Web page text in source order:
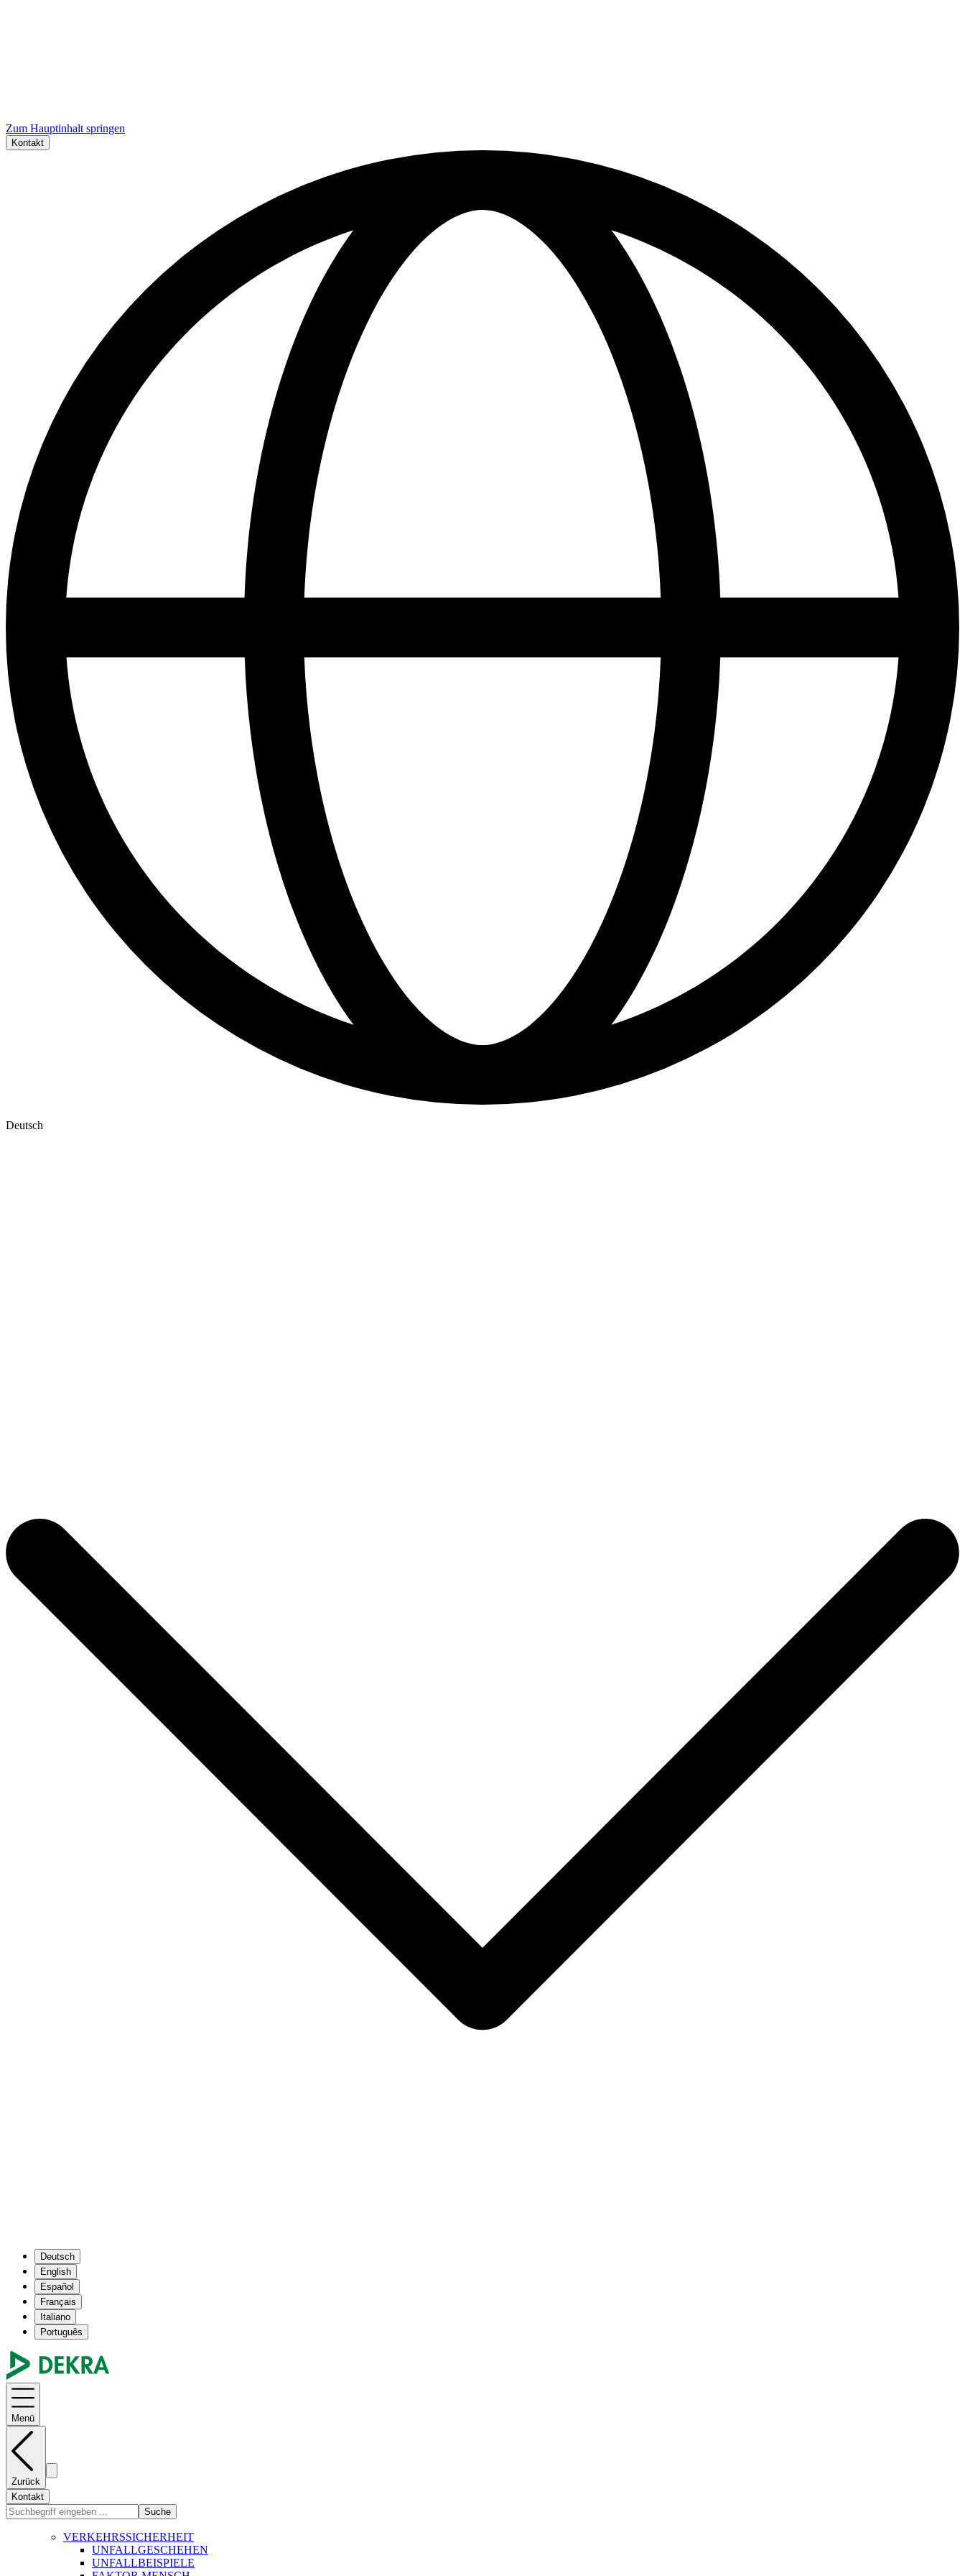
Zum Hauptinhalt springen
Kontakt
Deutsch
Deutsch
English
Español
Français
Italiano
Português
Menü
Zurück
Kontakt
Suche
VERKEHRSSICHERHEIT
UNFALLGESCHEHEN
UNFALLBEISPIELE